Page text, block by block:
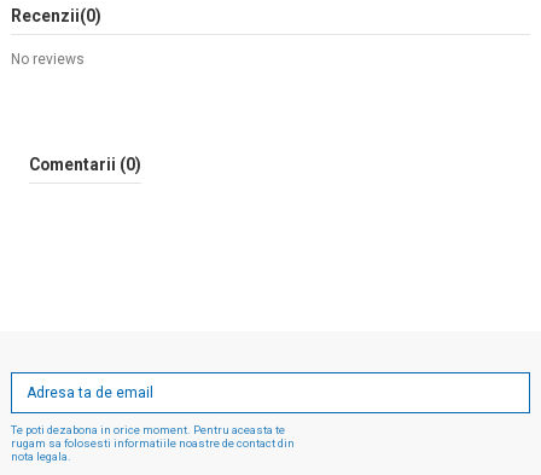
Recenzii(0)
No reviews
Comentarii (0)
Te poti dezabona in orice moment. Pentru aceasta te
rugam sa folosesti informatiile noastre de contact din
nota legala.